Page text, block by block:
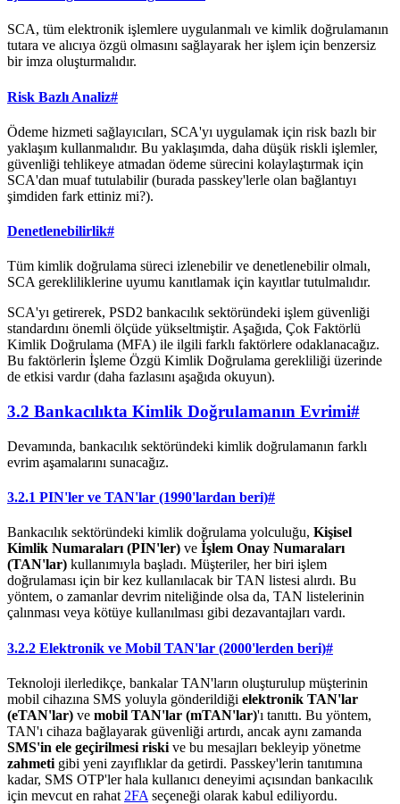
SCA, tüm elektronik işlemlere uygulanmalı ve kimlik doğrulamanın
tutara ve alıcıya özgü olmasını sağlayarak her işlem için benzersiz
bir imza oluşturmalıdır.
Risk Bazlı Analiz#
Ödeme hizmeti sağlayıcıları, SCA'yı uygulamak için risk bazlı bir
yaklaşım kullanmalıdır. Bu yaklaşımda, daha düşük riskli işlemler,
güvenliği tehlikeye atmadan ödeme sürecini kolaylaştırmak için
SCA'dan muaf tutulabilir (burada passkey'lerle olan bağlantıyı
şimdiden fark ettiniz mi?).
Denetlenebilirlik#
Tüm kimlik doğrulama süreci izlenebilir ve denetlenebilir olmalı,
SCA gerekliliklerine uyumu kanıtlamak için kayıtlar tutulmalıdır.
SCA'yı getirerek, PSD2 bankacılık sektöründeki işlem güvenliği
standardını önemli ölçüde yükseltmiştir. Aşağıda, Çok Faktörlü
Kimlik Doğrulama (MFA) ile ilgili farklı faktörlere odaklanacağız.
Bu faktörlerin İşleme Özgü Kimlik Doğrulama gerekliliği üzerinde
de etkisi vardır (daha fazlasını aşağıda okuyun).
3.2 Bankacılıkta Kimlik Doğrulamanın Evrimi#
Devamında, bankacılık sektöründeki kimlik doğrulamanın farklı
evrim aşamalarını sunacağız.
3.2.1 PIN'ler ve TAN'lar (1990'lardan beri)#
Bankacılık sektöründeki kimlik doğrulama yolculuğu, Kişisel
Kimlik Numaraları (PIN'ler) ve İşlem Onay Numaraları
(TAN'lar) kullanımıyla başladı. Müşteriler, her biri işlem
doğrulaması için bir kez kullanılacak bir TAN listesi alırdı. Bu
yöntem, o zamanlar devrim niteliğinde olsa da, TAN listelerinin
çalınması veya kötüye kullanılması gibi dezavantajları vardı.
3.2.2 Elektronik ve Mobil TAN'lar (2000'lerden beri)#
Teknoloji ilerledikçe, bankalar TAN'ların oluşturulup müşterinin
mobil cihazına SMS yoluyla gönderildiği elektronik TAN'lar
(eTAN'lar) ve mobil TAN'lar (mTAN'lar)'ı tanıttı. Bu yöntem,
TAN'ı cihaza bağlayarak güvenliği artırdı, ancak aynı zamanda
SMS'in ele geçirilmesi riski ve bu mesajları bekleyip yönetme
zahmeti gibi yeni zayıflıklar da getirdi. Passkey'lerin tanıtımına
kadar, SMS OTP'ler hala kullanıcı deneyimi açısından bankacılık
için mevcut en rahat 2FA seçeneği olarak kabul ediliyordu.